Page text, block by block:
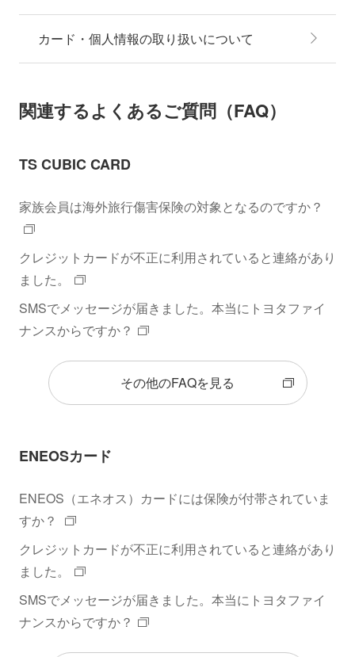
カード・個人情報の取り扱いについて
関連するよくあるご質問（FAQ）
TS CUBIC CARD
家族会員は海外旅行傷害保険の対象となるのですか？
クレジットカードが不正に利用されていると連絡があり
ました。
SMSでメッセージが届きました。本当にトヨタファイ
ナンスからですか？
その他のFAQを見る
ENEOSカード
ENEOS（エネオス）カードには保険が付帯されていま
すか？
クレジットカードが不正に利用されていると連絡があり
ました。
SMSでメッセージが届きました。本当にトヨタファイ
ナンスからですか？